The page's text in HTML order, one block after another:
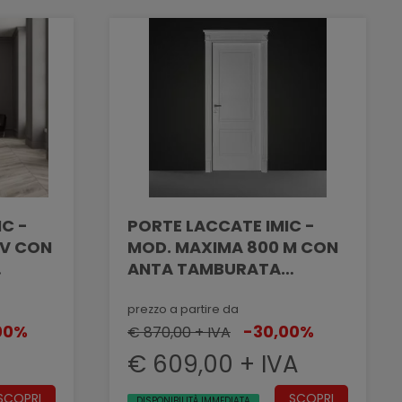
-
CON
PORTE LACCATE IMIC -
MOD. MAXIMA 800 M CON
ANTA TAMBURATA
MASSELLATO
prezzo a partire da
€ 870,00 + IVA -30,00%
€ 609,00 + IVA
SCOPRI